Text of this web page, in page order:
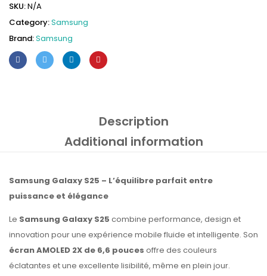
SKU:N/A
Category:Samsung
Brand:Samsung
Description
Additional information
Samsung Galaxy S25 – L’équilibre parfait entre
puissance et élégance
Le Samsung Galaxy S25 combine performance, design et
innovation pour une expérience mobile fluide et intelligente. Son
écran AMOLED 2X de 6,6 pouces offre des couleurs
éclatantes et une excellente lisibilité, même en plein jour.